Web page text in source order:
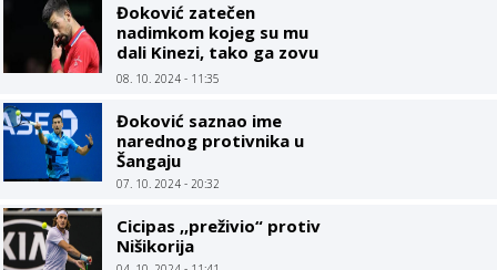
Đoković zatečen
nadimkom kojeg su mu
dali Kinezi, tako ga zovu
od početka karijere
08. 10. 2024 - 11:35
Đoković saznao ime
narednog protivnika u
Šangaju
07. 10. 2024 - 20:32
Cicipas ,,preživio“ protiv
Nišikorija